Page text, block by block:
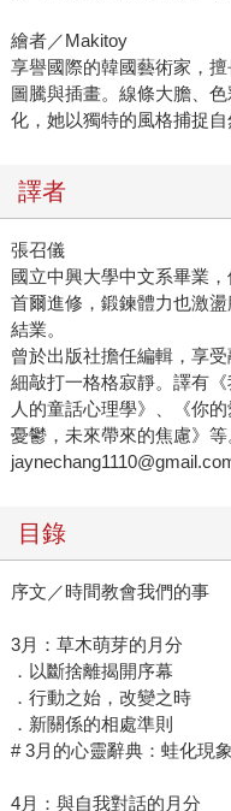
繪者／Makitoy
享譽國際的韓國藝術家，
圖騰與插畫。線條大膽、
化，她以獨特的風格捕捉自
譯者
張召儀
國立中興大學中文系畢業
首爾進修，鍛鍊體力也激
結業。
曾於出版社擔任編輯，享
細敲打一格格寂靜。譯有
人的童話心理學》、《你
憂鬱，未來帶來的焦慮》等
目錄
序文／時間教會我們的事
3月：草木萌芽的月分
．以斷捨離揭開序幕
．行動之始，改變之時
．新關係的相處準則
# 3月的心靈辭典：蛙化現象
4月：與自我對話的月分